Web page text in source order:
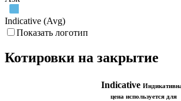
Indicative (Avg)
Показать логотип
Котировки на закрытие
Indicative
цена используется для